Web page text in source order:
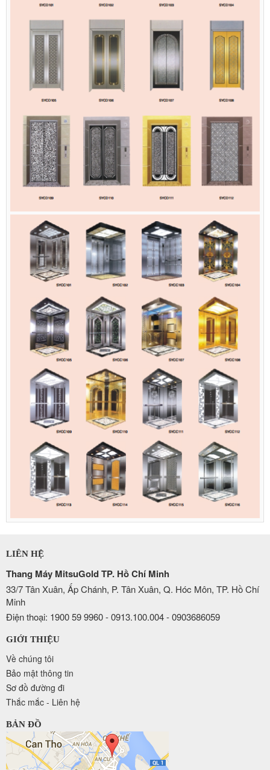
LIÊN HỆ
Thang Máy MitsuGold TP. Hồ Chí Minh
33/7 Tân Xuân, Ấp Chánh, P. Tân Xuân, Q. Hóc Môn, TP. Hồ Chí
Minh
Điện thoại: 1900 59 9960 - 0913.100.004 - 0903686059
GIỚI THIỆU
Về chúng tôi
Bảo mật thông tin
Sơ đồ đường đi
Thắc mắc - Liên hệ
BẢN ĐỒ